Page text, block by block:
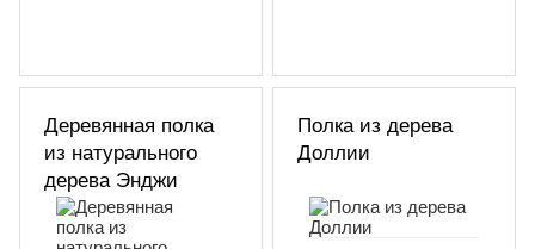
Деревянная полка
из натурального
дерева Энджи
Полка из дерева
Доллии